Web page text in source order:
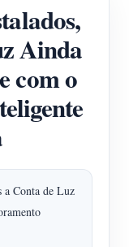
(WEM3080T)
Fi (WEM3046T)
(WEM3050T)
Ainda
com o
a Conta de Luz